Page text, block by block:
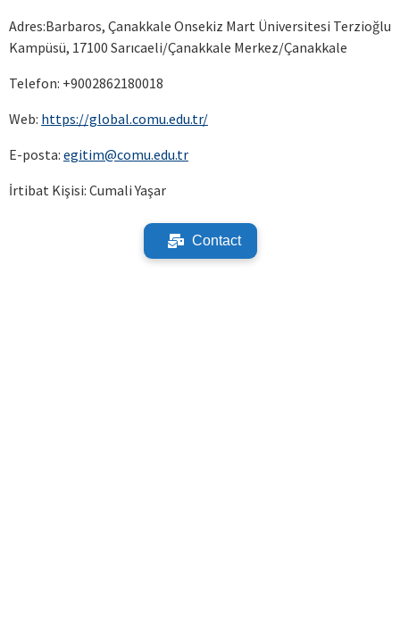
Adres:Barbaros, Çanakkale Onsekiz Mart Üniversitesi Terzioğlu
Kampüsü, 17100 Sarıcaeli/Çanakkale Merkez/Çanakkale
Telefon: +9002862180018
Web: https://global.comu.edu.tr/
E-posta: egitim@comu.edu.tr
İrtibat Kişisi: Cumali Yaşar
Contact